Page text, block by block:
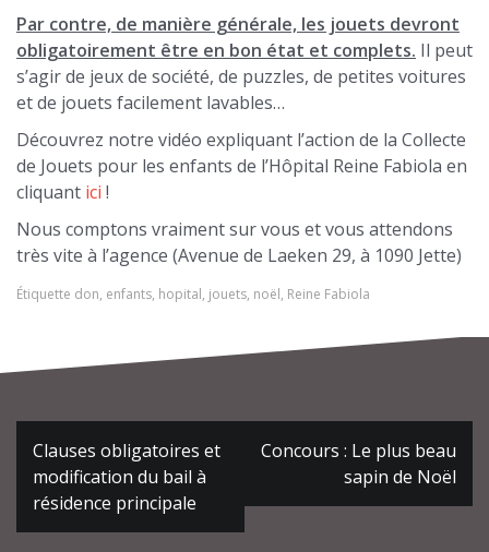
Par contre, de manière générale, les jouets devront
obligatoirement être en bon état et complets. Il peut
s’agir de jeux de société, de puzzles, de petites voitures
et de jouets facilement lavables…
Découvrez notre vidéo expliquant l’action de la Collecte
de Jouets pour les enfants de l’Hôpital Reine Fabiola en
cliquant ici !
Nous comptons vraiment sur vous et vous attendons
très vite à l’agence (Avenue de Laeken 29, à 1090 Jette)
Étiquette don, enfants, hopital, jouets, noël, Reine Fabiola
de
l’article
Clauses obligatoires et
modification du bail à
résidence principale
Concours : Le plus beau
sapin de Noël